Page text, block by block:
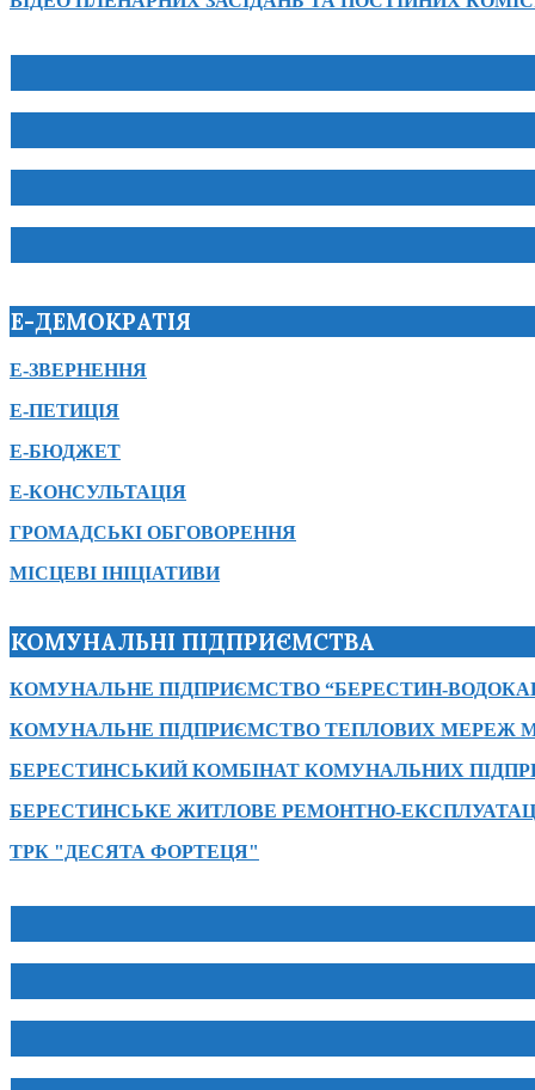
Е-ДЕМОКРАТІЯ
Е-ЗВЕРНЕННЯ
Е-ПЕТИЦІЯ
Е-БЮДЖЕТ
Е-КОНСУЛЬТАЦІЯ
ГРОМАДСЬКІ ОБГОВОРЕННЯ
МІСЦЕВІ ІНІЦІАТИВИ
КОМУНАЛЬНІ ПІДПРИЄМСТВА
КОМУНАЛЬНЕ ПІДПРИЄМСТВО “БЕРЕСТИН-
КОМУНАЛЬНЕ ПІДПРИЄМСТВО ТЕПЛОВИХ МЕРЕЖ
БЕРЕСТИНСЬКИЙ КОМБІНАТ КОМУНАЛЬНИХ
БЕРЕСТИНСЬКЕ ЖИТЛОВЕ РЕМОНТНО-
ТРК "ДЕСЯТА ФОРТЕЦЯ"